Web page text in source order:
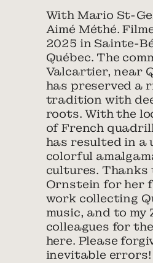
With Mario St-
Aimé Méthé.
2025 in Sainte-
Québec. The
Valcartier, near
has preserved a
tradition with
roots. With the
of French
has resulted in a
colorful
cultures. Thanks
Ornstein for her
work collecting
music, and to my
colleagues for
here. Please
inevitable errors!